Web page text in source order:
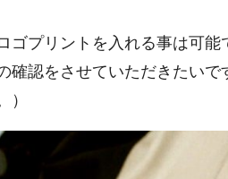
ゴプリントを入れる事は可
確認をさせていただきたい
）